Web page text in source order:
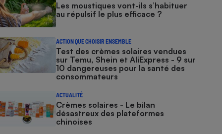
Les moustiques vont-ils s’habituer
au répulsif le plus efficace ?
ACTION QUE CHOISIR ENSEMBLE
Test des crèmes solaires vendues
sur Temu, Shein et AliExpress - 9 sur
10 dangereuses pour la santé des
consommateurs
ACTUALITÉ
Crèmes solaires - Le bilan
désastreux des plateformes
chinoises